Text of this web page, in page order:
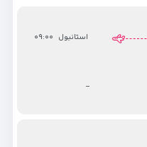
استانبول ۰۹:۰۰
-